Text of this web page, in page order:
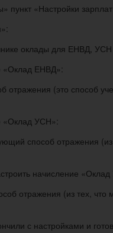
пункт «Настройки
оклады для ЕНВД,
«Оклад ЕНВД»:
отражения (это способ
«Оклад УСН»:
способ отражения
начисление
отражения (из тех,
с настройками и